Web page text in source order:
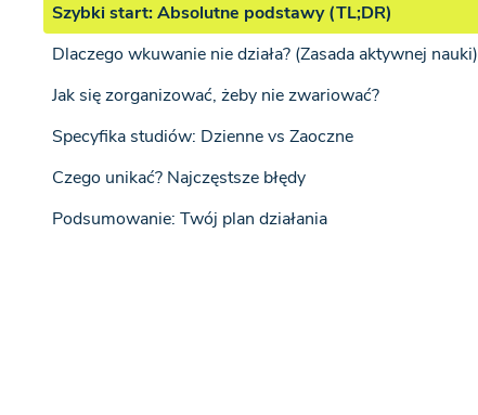
Szybki start: Absolutne podstawy (TL;DR)
Dlaczego wkuwanie nie działa? (Zasada aktywnej nauki)
Jak się zorganizować, żeby nie zwariować?
Specyfika studiów: Dzienne vs Zaoczne
Czego unikać? Najczęstsze błędy
Podsumowanie: Twój plan działania